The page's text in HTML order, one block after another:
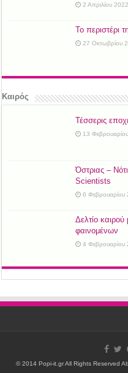
2 Απριλίου 2022
Το περιστέρι
27 Οκτωβρίου
Καιρός
Τέσσερις
13
Όστριας –
Scientists
6 Φεβρουαρίου
Δελτίο
φαινομένων
4 Φεβρουαρίου
© 2014 Popi-it.gr All Rights Reserved